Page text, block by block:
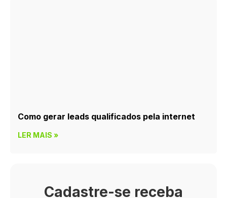
Como gerar leads qualificados pela internet
LER MAIS »
Cadastre-se receba